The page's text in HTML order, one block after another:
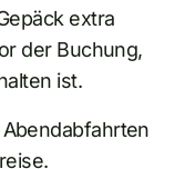
extra
der Buchung,
ist.